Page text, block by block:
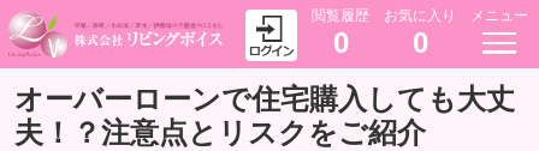
閲覧履歴
0
お気に入り
0
メニュー
オーバーローンで住宅購入しても大丈
夫！？注意点とリスクをご紹介